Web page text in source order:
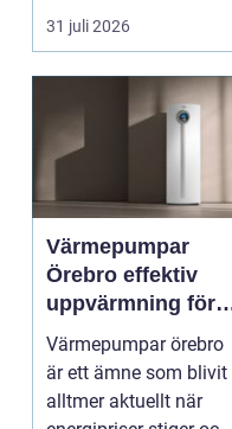
renovering. Färg, rost,
smu...
31 juli 2026
Värmepumpar
Örebro effektiv
uppvärmning för
hus och
fastigheter
Värmepumpar örebro
är ett ämne som blivit
alltmer aktuellt när